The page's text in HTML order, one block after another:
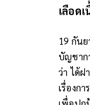
เลือด
19 กัน
บัญชาก
ว่า ได้ฝ
เรื่องก